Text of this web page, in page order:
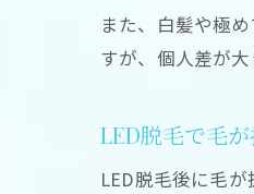
また、白髪や極
すが、個人差が
LED脱毛で毛
LED脱毛後に毛